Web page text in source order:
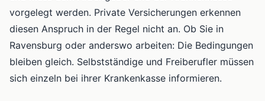
vorgelegt werden. Private Versicherungen erkennen
diesen Anspruch in der Regel nicht an. Ob Sie in
Ravensburg oder anderswo arbeiten: Die Bedingungen
bleiben gleich. Selbstständige und Freiberufler müssen
sich einzeln bei ihrer Krankenkasse informieren.